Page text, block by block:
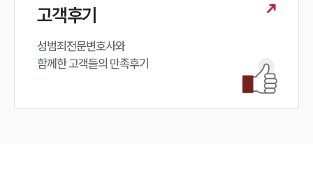
고객후기
성범죄전문변호사와
함께한 고객들의 만족후기